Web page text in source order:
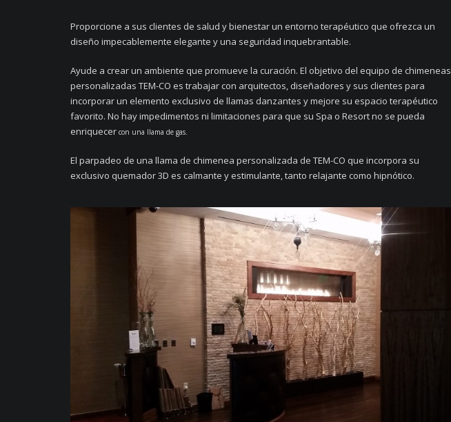
Proporcione a sus clientes de salud y bienestar un entorno terapéutico que ofrezca un
diseño impecablemente elegante y una seguridad inquebrantable.
Ayude a crear un ambiente que promueve la curación. El objetivo del equipo de chimeneas
personalizadas TEM-CO es trabajar con arquitectos, diseñadores y sus clientes para
incorporar un elemento exclusivo de llamas danzantes y mejore su espacio terapéutico
favorito. No hay impedimentos ni limitaciones para que su Spa o Resort no se pueda
enriquecer con una llama de gas.
El parpadeo de una llama de chimenea personalizada de TEM-CO que incorpora su
exclusivo quemador 3D es calmante y estimulante, tanto relajante como hipnótico.